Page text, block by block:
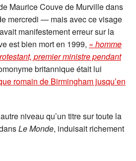
Maurice Couve de Murville dans
mercredi — mais avec ce visage
manifestement erreur sur la
est bien mort en 1999, « homme
premier ministre pendant
britannique était lui
romain de Birmingham jusqu’en
niveau qu’un titre sur toute la
Le Monde, induisait richement